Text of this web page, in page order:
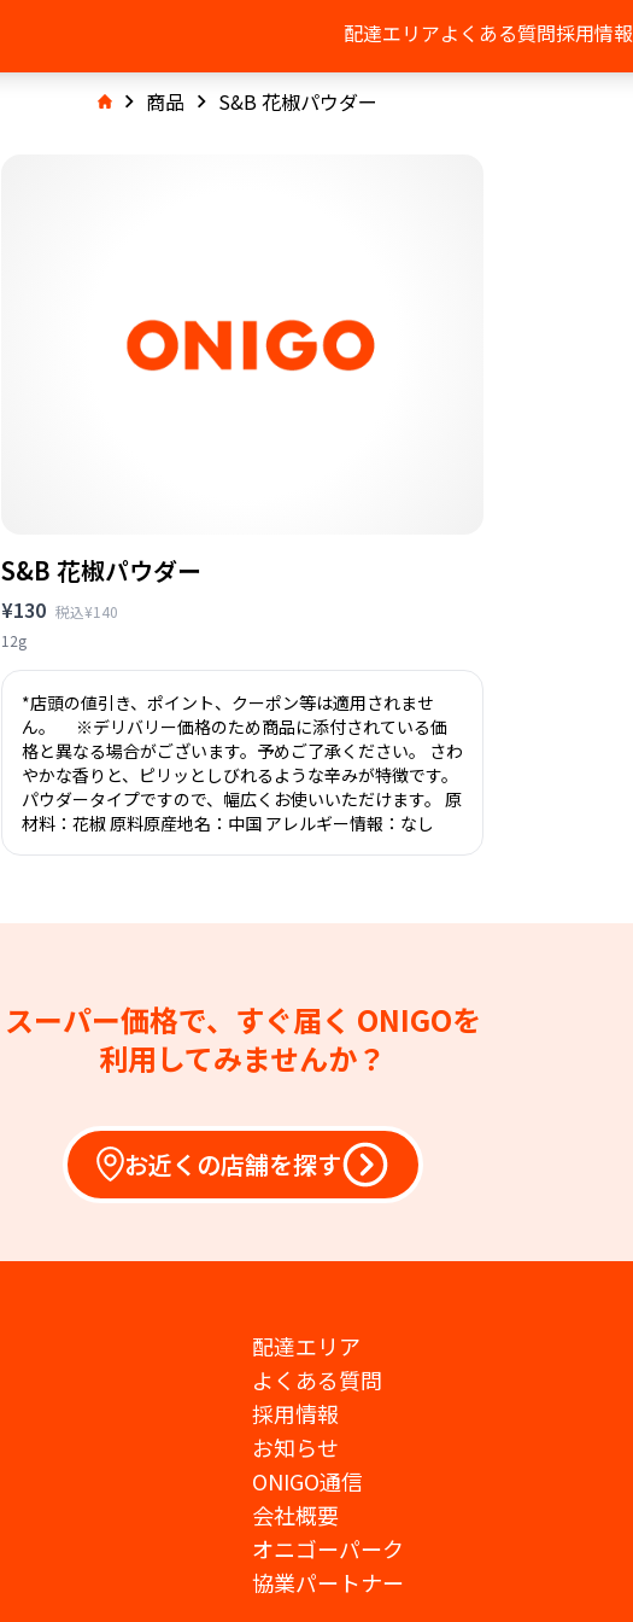
配達エリアよくある質問採用情報
商品 S&B 花椒パウダー
S&B 花椒パウダー
¥130 税込¥140
12g
*店頭の値引き、ポイント、クーポン等は適用されませ
ん。 ※デリバリー価格のため商品に添付されている価
格と異なる場合がございます。予めご了承ください。 さわ
やかな香りと、ピリッとしびれるような辛みが特徴です。
パウダータイプですので、幅広くお使いいただけます。 原
材料：花椒 原料原産地名：中国 アレルギー情報：なし
スーパー価格で、すぐ届く ONIGOを
利用してみませんか？
お近くの店舗を探す
配達エリア
よくある質問
採用情報
お知らせ
ONIGO通信
会社概要
オニゴーパーク
協業パートナー